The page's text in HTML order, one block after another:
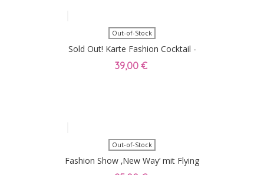
Out-of-Stock
Sold Out! Karte Fashion Cocktail -
EXPRESSIVE GLAMOUR - 30.1.26
39,00 €
Out-of-Stock
Fashion Show ‚New Way‘ mit Flying